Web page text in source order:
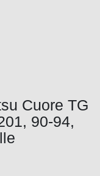
Cuore TG
90-94,